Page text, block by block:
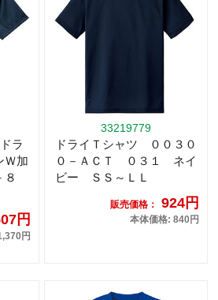
ラ
Ｗ加
８
円
円
33219779
ドライＴシャツ ００３０
０－ＡＣＴ ０３１ ネイ
ビー ＳＳ～ＬＬ
販売価格： 924円
本体価格: 840円